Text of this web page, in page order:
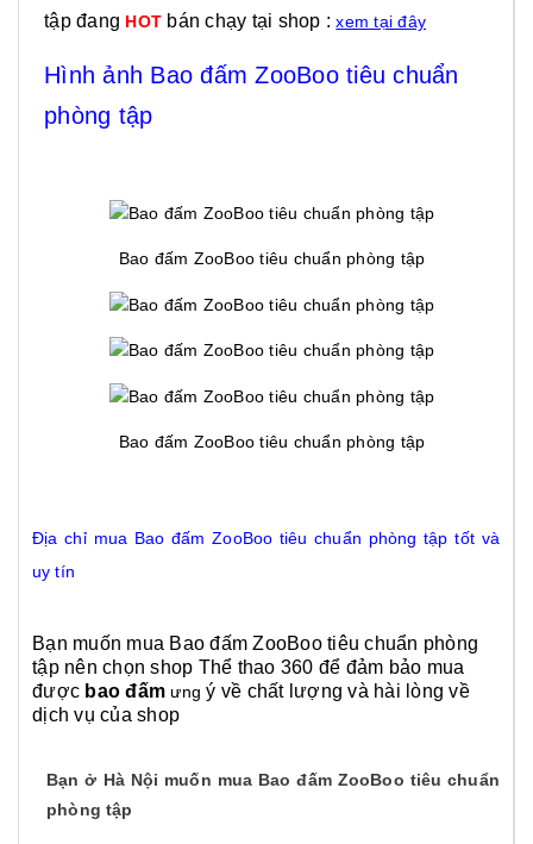
tập đang HOT bán chạy tại shop :xem tại đây
Hình ảnh Bao đấm ZooBoo tiêu chuẩn
phòng tập
Bao đấm ZooBoo tiêu chuẩn phòng tập
Bao đấm ZooBoo tiêu chuẩn phòng tập
Địa chỉ mua Bao đấm ZooBoo tiêu chuẩn phòng tập tốt và
uy tín
Bạn muốn mua Bao đấm ZooBoo tiêu chuẩn phòng
tập nên chọn shop Thể thao 360 để đảm bảo mua
được bao đấm ưng ý về chất lượng và hài lòng về
dịch vụ của shop
Bạn ở Hà Nội muốn mua Bao đấm ZooBoo tiêu chuẩn
phòng tập